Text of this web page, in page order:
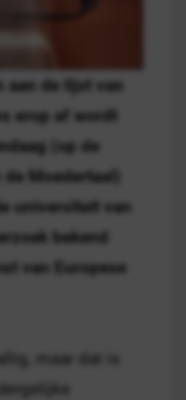
aan de lijst van
erop af wordt
(op de
Moedertaal)
universiteit van
bekend
van Europese
maar dat is